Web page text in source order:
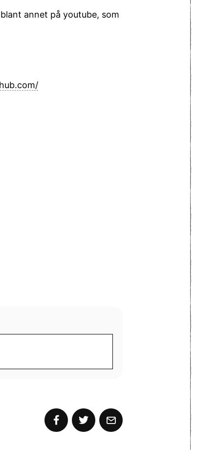
annet på youtube, som